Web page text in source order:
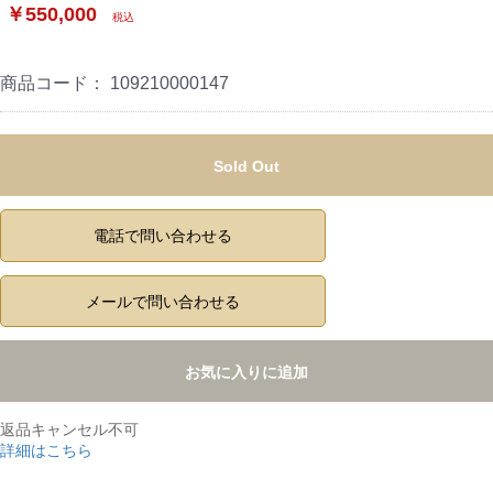
￥550,000 税込
商品コード： 109210000147
Sold Out
電話で問い合わせる
メールで問い合わせる
お気に入りに追加
返品キャンセル不可
詳細はこちら